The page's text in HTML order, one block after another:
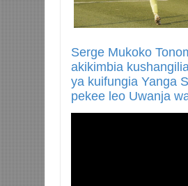
Serge Mukoko
akikimbia
ya kuifungia Yanga
pekee leo Uwanja